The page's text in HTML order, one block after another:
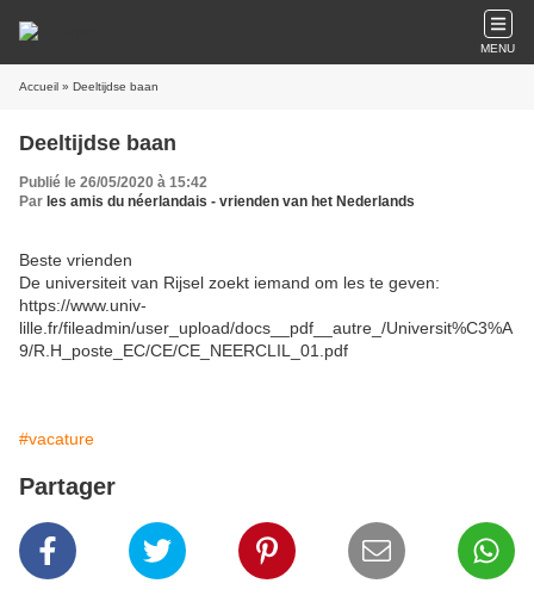
MENU
Accueil » Deeltijdse baan
Deeltijdse baan
Publié le 26/05/2020 à 15:42
Par les amis du néerlandais - vrienden van het Nederlands
Beste vrienden
De universiteit van Rijsel zoekt iemand om les te geven:
https://www.univ-
lille.fr/fileadmin/user_upload/docs__pdf__autre_/Universit%C3%A
9/R.H_poste_EC/CE/CE_NEERCLIL_01.pdf
#vacature
Partager